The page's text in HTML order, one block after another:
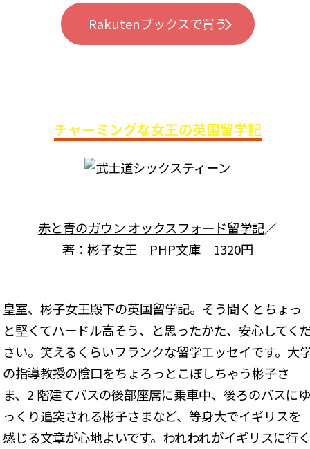
Rakutenブックスで買う
チャーミングな女王の英国留学記
赤と青のガウン オックスフォード留学記／
著：彬子女王 PHP文庫 1320円
皇室、彬子女王殿下の英国留学記。そう聞くとちょっ
と堅くてハードル高そう、と思ったかた、安心してく
さい。笑えるくらいフランクな留学エッセイです。大
の指導教授の陰口をちょろっとこぼしちゃう彬子さ
ま、2 階建てバスの後部座席に乗車中、後ろのバスにゆ
っくり追突される彬子さまなど、等身大でイギリスを
感じる文章が心地よいです。われわれがイギリスに行く